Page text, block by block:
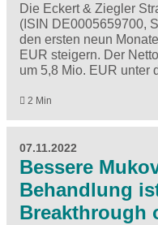
Die Eckert & Ziegler
(ISIN DE0005659700,
den ersten neun
EUR steigern. Der
um 5,8 Mio. EUR unter
2 Min
07.11.2022
Bessere
Behandlung
Breakthrough